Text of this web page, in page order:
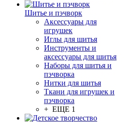
Шитье и пэчворк
Аксессуары для
игрушек
Иглы для шитья
Инструменты и
аксессуары для шитья
Наборы для шитья и
пэчворка
Нитки для шитья
Ткани для игрушек и
пэчворка
+ ЕЩЕ 1